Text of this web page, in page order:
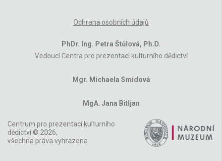
Ochrana osobních údajů
PhDr. Ing. Petra Štůlová, Ph.D.
Vedoucí Centra pro prezentaci kulturního dědictví
Mgr. Michaela Smidová
MgA. Jana Bitljan
Centrum pro prezentaci kulturního
dědictví © 2026,
všechna práva vyhrazena